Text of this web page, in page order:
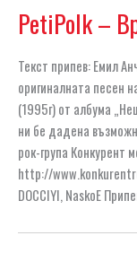
PetiPolk –
Текст припев: Емил
оригиналната песен
(1995г) от албума
ни бе дадена
рок-група Конкурент
http://
DOCCIYI, NaskoE